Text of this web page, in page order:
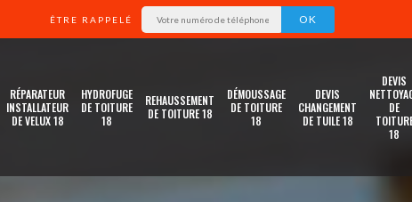
ÊTRE RAPPELÉ
RÉPARATEUR
INSTALLATEUR
DE VELUX 18
HYDROFUGE
DE TOITURE
18
REHAUSSEMENT
DE TOITURE 18
DÉMOUSSAGE
DE TOITURE
18
DEVIS
CHANGEMENT
DE TUILE 18
DEVIS
DE
18